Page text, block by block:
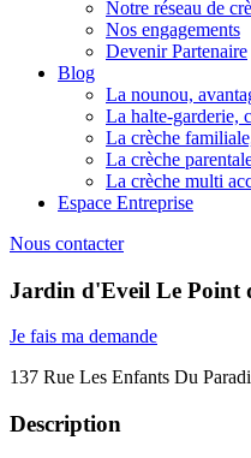
Notre réseau de
Nos engagements
Devenir Partenaire
Blog
La nounou,
La halte-garderie,
La crèche
La crèche
La crèche multi
Espace Entreprise
Nous contacter
Jardin d'Eveil Le Point
Je fais ma demande
137 Rue Les Enfants Du
Description